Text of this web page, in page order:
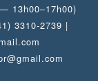
13h00–17h00)
3310-2739 |